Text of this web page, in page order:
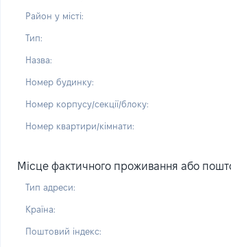
Район у місті:
Тип:
Назва:
Номер будинку:
Номер корпусу/секції/блоку:
Номер квартири/кімнати:
Місце фактичного проживання або
Тип адреси:
Країна:
Поштовий індекс: